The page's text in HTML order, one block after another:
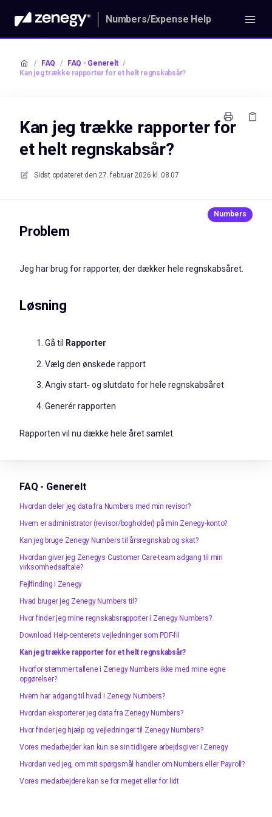
Numbers/Expense Help
/ FAQ / FAQ - Generelt /
Kan jeg trække rapporter for et helt regnskabsår?
Kan jeg trække rapporter for
et helt regnskabsår?
Sidst opdateret den 27. februar 2026 kl. 08.07
Problem
Jeg har brug for rapporter, der dækker hele regnskabsåret.
Løsning
Gå til Rapporter
Vælg den ønskede rapport
Angiv start‑ og slutdato for hele regnskabsåret
Generér rapporten
Rapporten vil nu dække hele året samlet.
FAQ - Generelt
Hvordan deler jeg data fra Numbers med min revisor?
Hvem er administrator (revisor/bogholder) på min Zenegy-konto?
Kan jeg bruge Zenegy Numbers til årsregnskab og skat?
Hvordan giver jeg Zenegys Customer Care-team adgang til min
virksomhedsaftale?
Fejlfinding i Zenegy
Hvad bruger jeg Zenegy Numbers til?
Hvor finder jeg mine regnskabsrapporter i Zenegy Numbers?
Download Help-centerets vejledninger som PDF-fil
Kan jeg trække rapporter for et helt regnskabsår?
Hvorfor stemmer tallene i Zenegy Numbers ikke med mine egne
opgørelser?
Hvem har adgang til hvad i Zenegy Numbers?
Hvordan eksporterer jeg data fra Zenegy Numbers?
Hvor finder jeg hjælp og vejledninger til Zenegy Numbers?
Vores medarbejder kan kun se sin tidligere arbejdsgiver i Zenegy
Hvordan ved jeg, om mit spørgsmål handler om Numbers eller Payroll?
Vores medarbejdere kan se for meget eller for lidt